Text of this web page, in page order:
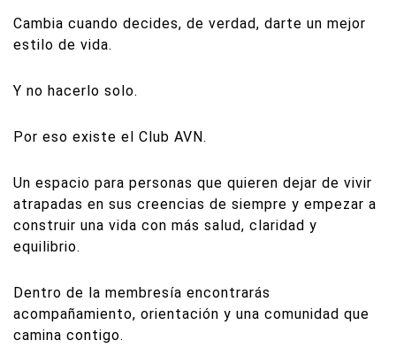
Cambia cuando decides, de verdad, darte un mejor
estilo de vida.
Y no hacerlo solo.
Por eso existe el Club AVN.
Un espacio para personas que quieren dejar de vivir
atrapadas en sus creencias de siempre y empezar a
construir una vida con más salud, claridad y
equilibrio.
Dentro de la membresía encontrarás
acompañamiento, orientación y una comunidad que
camina contigo.